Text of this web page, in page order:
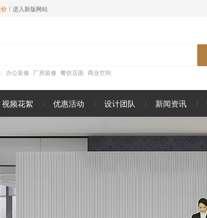
！进入新版网站
办公装修 厂房装修 餐饮店面 商业空间
视频花絮 优惠活动 设计团队 新闻资讯